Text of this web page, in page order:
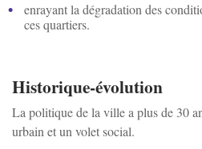
Escolives-Ste-Camille
Gurgy
enrayant la dégradation des
ces quartiers.
Historique-évolution
La politique de la ville a plus de 30
urbain et un volet social.